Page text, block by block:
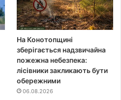
На Конотопщині
зберігається надзвичайна
пожежна небезпека:
лісівники закликають бути
обережними
06.08.2026